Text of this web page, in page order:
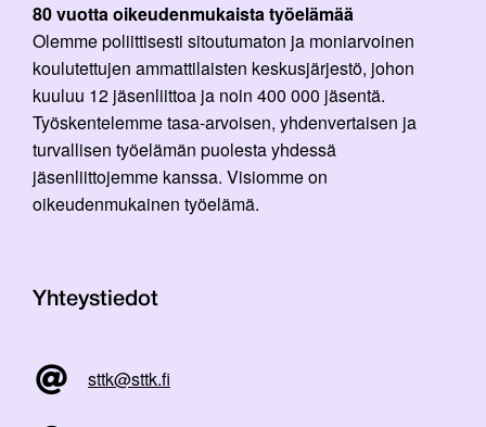
80 vuotta oikeudenmukaista työelämää
Olemme poliittisesti sitoutumaton ja moniarvoinen
koulutettujen ammattilaisten keskusjärjestö, johon
kuuluu 12 jäsenliittoa ja noin 400 000 jäsentä.
Työskentelemme tasa-arvoisen, yhdenvertaisen ja
turvallisen työelämän puolesta yhdessä
jäsenliittojemme kanssa. Visiomme on
oikeudenmukainen työelämä.
Yhteystiedot
sttk@sttk.fi